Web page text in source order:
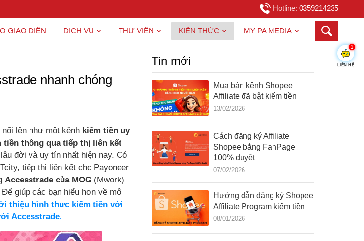
Hotline: 0359214235
GIAO DIỆN DỊCH VỤ THƯ VIỆN KIẾN THỨC MY PA MEDIA
nhanh chóng
lên như một kênh kiếm tiền uy
tiền thông qua tiếp thị liên kết
đời và uy tín nhất hiện nay. Có
tiếp thị liên kết cho Payoneer
Accesstrade của MOG (Mwork)
giúp các bạn hiểu hơn về mô
thiệu hình thưc kiếm tiền với
Accesstrade.
Tin mới
Mua bán kênh Shopee
Affiliate đã bật kiếm tiền
13/02/2026
Cách đăng ký Affiliate
Shopee bằng FanPage
100% duyệt
07/02/2026
Hướng dẫn đăng ký Shopee
Affiliate Program kiếm tiền
08/01/2026
1
LIÊN HỆ